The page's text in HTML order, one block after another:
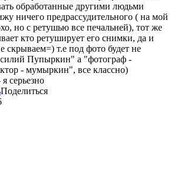
обработанные другими людьми
ничего предрассудительного ( на мой
но с ретушью все печальней), тот же
кто ретуширует его снимки, да и
скрываем=) т.е под фото будет не
Пупыркин" а "фотограф -
- мумыркин", все классно)
серьезно
Поделиться